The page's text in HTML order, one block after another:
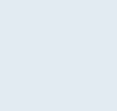
다. 또 "현 시점에서 흘러간 선(先)
동력을 확보하기 위해 최선을 다
음으로 1000억달러를 넘어섰다.
고 컴퓨터·주변기기(SSD)는
늘었으며 비IT 품목도 ▲석유제